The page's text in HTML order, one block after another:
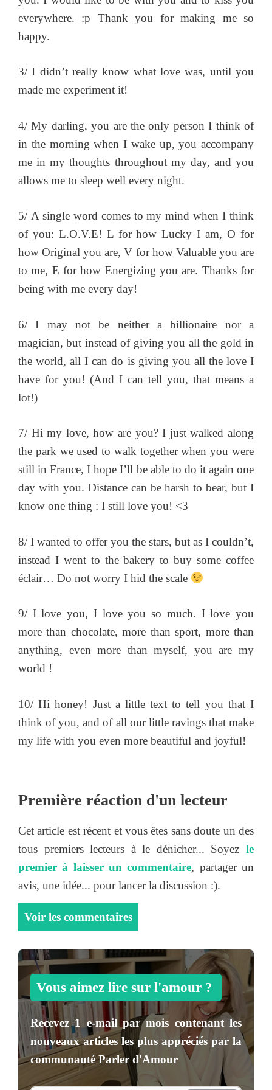
everywhere. :p Thank you for making me so
happy.
3/ I didn’t really know what love was, until you
made me experiment it!
4/ My darling, you are the only person I think of
in the morning when I wake up, you accompany
me in my thoughts throughout my day, and you
allows me to sleep well every night.
5/ A single word comes to my mind when I think
of you: L.O.V.E! L for how Lucky I am, O for
how Original you are, V for how Valuable you are
to me, E for how Energizing you are. Thanks for
being with me every day!
6/ I may not be neither a billionaire nor a
magician, but instead of giving you all the gold in
the world, all I can do is giving you all the love I
have for you! (And I can tell you, that means a
lot!)
7/ Hi my love, how are you? I just walked along
the park we used to walk together when you were
still in France, I hope I’ll be able to do it again one
day with you. Distance can be harsh to bear, but I
know one thing : I still love you! <3
8/ I wanted to offer you the stars, but as I couldn’t,
instead I went to the bakery to buy some coffee
éclair… Do not worry I hid the scale
9/ I love you, I love you so much. I love you
more than chocolate, more than sport, more than
anything, even more than myself, you are my
world !
10/ Hi honey! Just a little text to tell you that I
think of you, and of all our little ravings that make
my life with you even more beautiful and joyful!
Première réaction d'un lecteur
Cet article est récent et vous êtes sans doute un des
tous premiers lecteurs à le dénicher... Soyez le
premier à laisser un commentaire, partager un
avis, une idée... pour lancer la discussion :).
Voir les commentaires
Vous aimez lire sur l'amour ?
Recevez1 e-mail par mois contenant les
nouveaux articles les plus appréciés par la
communautéParler d'Amour